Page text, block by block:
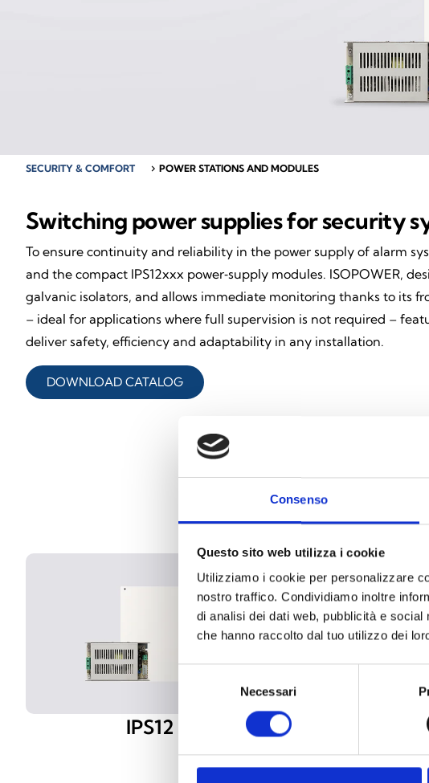
Consenso
Questo sito web utilizza i cookie
Utilizziamo i cookie per personalizzare
nostro traffico. Condividiamo inoltre
di analisi dei dati web, pubblicità e
che hanno raccolto dal tuo utilizzo dei
consenso
Necessari
SECURITY & COMFORT chevron_right POWER STATIONS AND MODULES
Switching power supplies for security
To ensure continuity and reliability in the power supply of alarm
and the compact IPS12xxx power‑supply modules. ISOPOWER,
galvanic isolators, and allows immediate monitoring thanks to its
– ideal for applications where full supervision is not required –
deliver safety, efficiency and adaptability in any installation.
DOWNLOAD CATALOG
IPS12